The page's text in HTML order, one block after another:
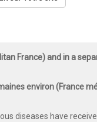
France) and in a
environ (France
diseases have